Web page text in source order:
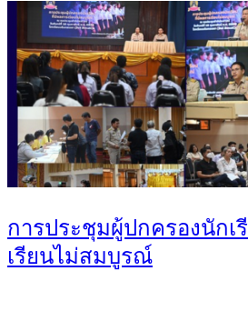
การประชุมผู้ปกครองนักเ
เรียนไม่สมบูรณ์